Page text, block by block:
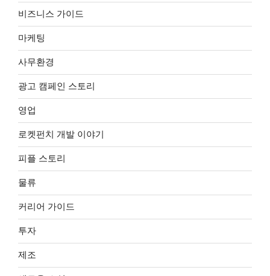
비즈니스 가이드
마케팅
사무환경
광고 캠페인 스토리
영업
로켓펀치 개발 이야기
피플 스토리
물류
커리어 가이드
투자
제조